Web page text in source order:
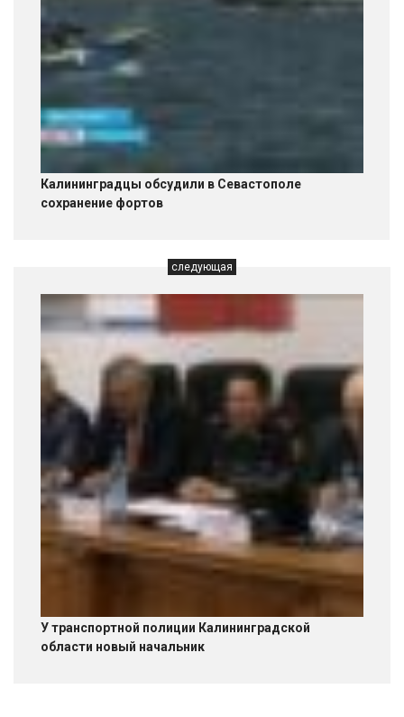
Калининградцы обсудили в Севастополе
сохранение фортов
следующая
У транспортной полиции Калининградской
области новый начальник